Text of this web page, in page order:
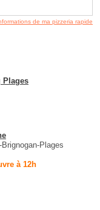
de ma pizzeria rapide
Plages
Brignogan-Plages
à 12h